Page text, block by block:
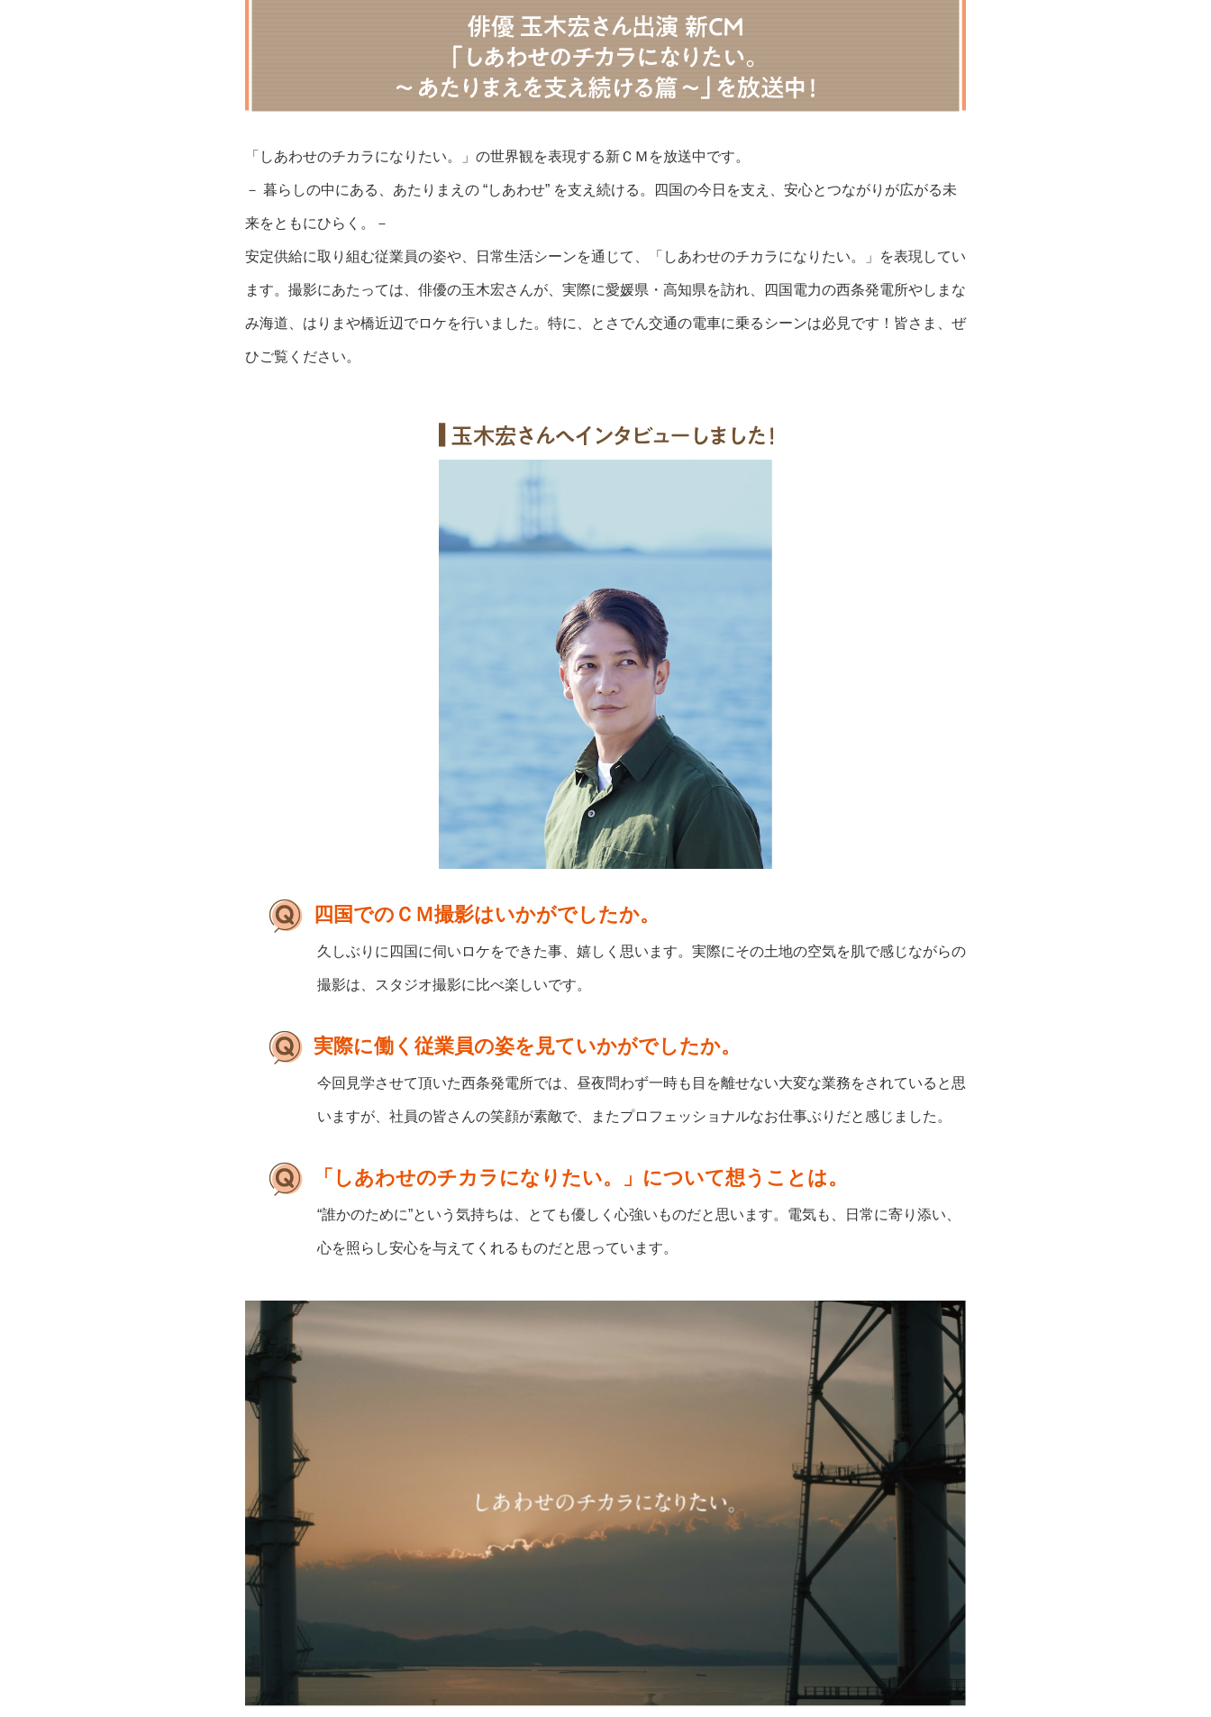
「しあわせのチカラになりたい。」の世界観を表現する新ＣＭを放送中です。
－ 暮らしの中にある、あたりまえの “しあわせ” を支え続ける。四国の今日を支え、安心とつながりが広がる未
来をともにひらく。－
安定供給に取り組む従業員の姿や、日常生活シーンを通じて、「しあわせのチカラになりたい。」を表現してい
ます。撮影にあたっては、俳優の玉木宏さんが、実際に愛媛県・高知県を訪れ、四国電力の西条発電所やしまな
み海道、はりまや橋近辺でロケを行いました。特に、とさでん交通の電車に乗るシーンは必見です！皆さま、ぜ
ひご覧ください。
四国でのＣＭ撮影はいかがでしたか。
久しぶりに四国に伺いロケをできた事、嬉しく思います。実際にその土地の空気を肌で感じながらの
撮影は、スタジオ撮影に比べ楽しいです。
実際に働く従業員の姿を見ていかがでしたか。
今回見学させて頂いた西条発電所では、昼夜問わず一時も目を離せない大変な業務をされていると思
いますが、社員の皆さんの笑顔が素敵で、またプロフェッショナルなお仕事ぶりだと感じました。
「しあわせのチカラになりたい。」について想うことは。
“誰かのために”という気持ちは、とても優しく心強いものだと思います。電気も、日常に寄り添い、
心を照らし安心を与えてくれるものだと思っています。